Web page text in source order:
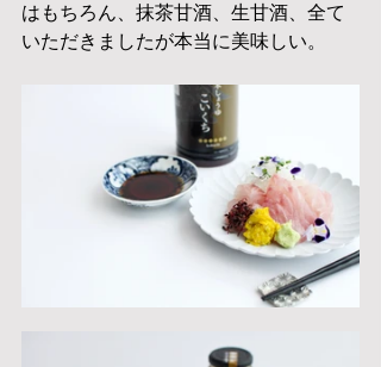
はもちろん、抹茶甘酒、生甘酒、全て
いただきましたが本当に美味しい。